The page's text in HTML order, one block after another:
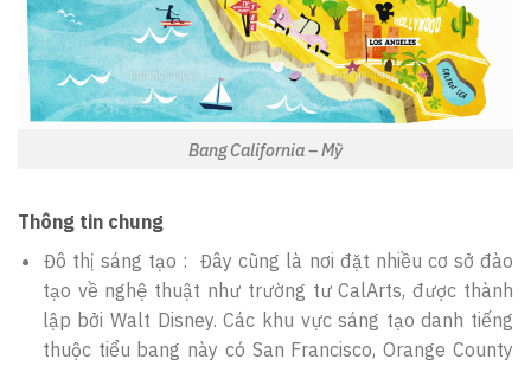
Bang California – Mỹ
Thông tin chung
Đô thị sáng tạo : Đây cũng là nơi đặt nhiều cơ sở đào
tạo về nghệ thuật như trường tư CalArts, được thành
lập bởi Walt Disney. Các khu vực sáng tạo danh tiếng
thuộc tiểu bang này có San Francisco, Orange County